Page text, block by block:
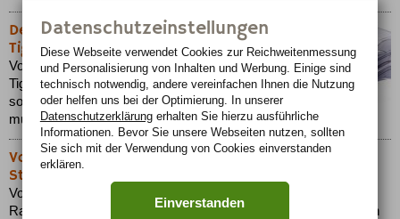
Der kleine Bruder des Touareg heißt
Tiguan
Volkswagen wird seinen neuen kompakten SUV
Tiguan nennen. Nicht nur mit dem Wagen,
sondern auch mit der Namensgebung wurde
mutig neues Terrain betreten....
Volkswagen bei der Rallye Dakar 2007 erneut am
Start
Volkswagen setzt sein Motorsport-Engagement im Marathon-
Rallyesport fort und wird auch 2007 bei der Rallye Dakar an den
Datenschutzeinstellungen
Diese Webseite verwendet Cookies zur Reichweiten­messung
und Personalisierung von Inhalten und Werbung. Einige sind
technisch notwendig, andere vereinfachen Ihnen die Nutzung
oder helfen uns bei der Optimierung. In unserer
Datenschutzerklärungerhalten Sie hierzu ausführliche
Informationen. Bevor Sie unsere Webseiten nutzen, sollten
Sie sich mit der Verwendung von Cookies einverstanden
erklären.
Einverstanden